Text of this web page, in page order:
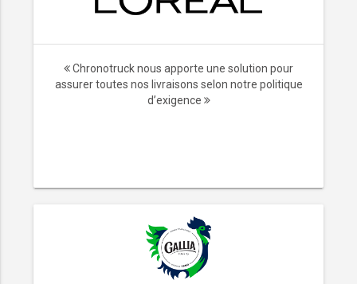
Chronotruck nous apporte une solution pour
assurer toutes nos livraisons selon notre politique
d’exigence